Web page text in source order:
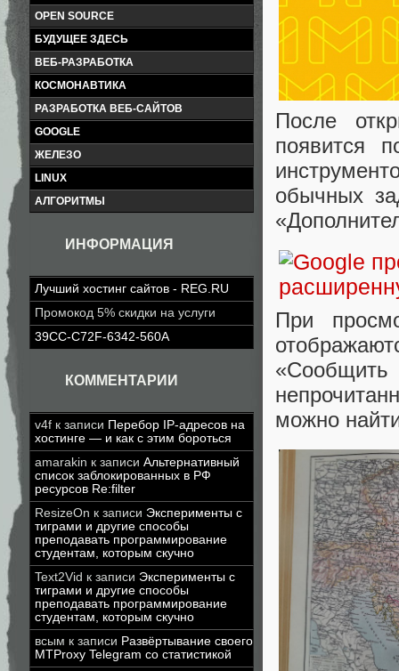
OPEN SOURCE
БУДУЩЕЕ ЗДЕСЬ
ВЕБ-РАЗРАБОТКА
КОСМОНАВТИКА
РАЗРАБОТКА ВЕБ-САЙТОВ
GOOGLE
ЖЕЛЕЗО
LINUX
АЛГОРИТМЫ
ИНФОРМАЦИЯ
Лучший хостинг сайтов - REG.RU
Промокод 5% скидки на услуги
39CC-C72F-6342-560A
КОММЕНТАРИИ
v4f к записи Перебор IP-адресов на
хостинге — и как с этим бороться
amarakin к записи Альтернативный
список заблокированных в РФ
ресурсов Re:filter
ResizeOn к записи Эксперименты с
тиграми и другие способы
преподавать программирование
студентам, которым скучно
Text2Vid к записи Эксперименты с
тиграми и другие способы
преподавать программирование
студентам, которым скучно
всым к записи Развёртывание своего
MTProxy Telegram со статистикой
После
появится
обычных
При
можно